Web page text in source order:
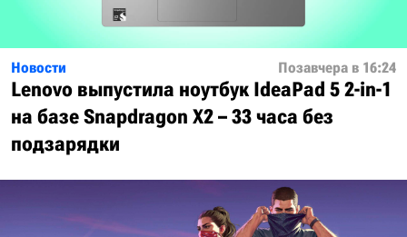
Новости Позавчера в 16:24
Lenovo выпустила ноутбук IdeaPad 5 2-in-1
на базе Snapdragon X2 – 33 часа без
подзарядки